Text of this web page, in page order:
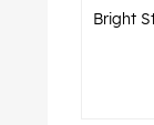
Bright